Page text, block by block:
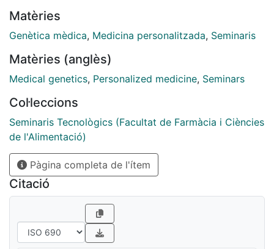
Matèries
Genètica mèdica, Medicina personalitzada, Seminaris
Matèries (anglès)
Medical genetics, Personalized medicine, Seminars
Col·leccions
Seminaris Tecnològics (Facultat de Farmàcia i Ciències
de l'Alimentació)
Pàgina completa de l'ítem
Citació